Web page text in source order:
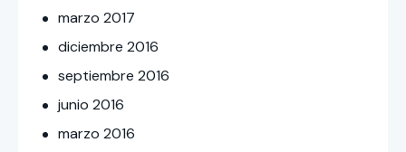
marzo2017
diciembre2016
septiembre2016
junio2016
marzo2016